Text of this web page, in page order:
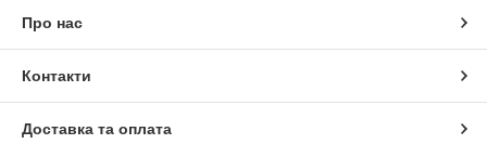
Про нас
Контакти
Доставка та оплата